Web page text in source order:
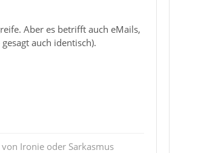
Aber es betrifft auch eMails,
auch identisch).
Ironie oder Sarkasmus